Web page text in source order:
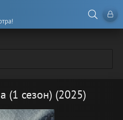
(1 сезон) (2025)